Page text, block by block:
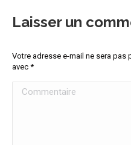
Laisser un
Votre adresse e-mail ne sera pas
avec *
Commentaire